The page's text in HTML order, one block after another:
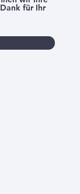
für Ihr